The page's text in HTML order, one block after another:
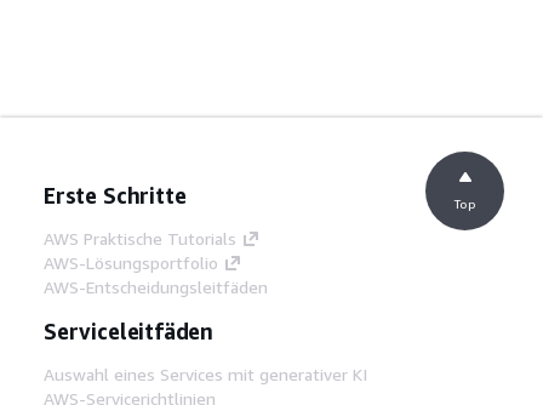
Erste Schritte
AWS Praktische Tutorials
AWS-Lösungsportfolio
AWS-Entscheidungsleitfäden
Serviceleitfäden
Auswahl eines Services mit generativer KI
AWS-Servicerichtlinien
Top